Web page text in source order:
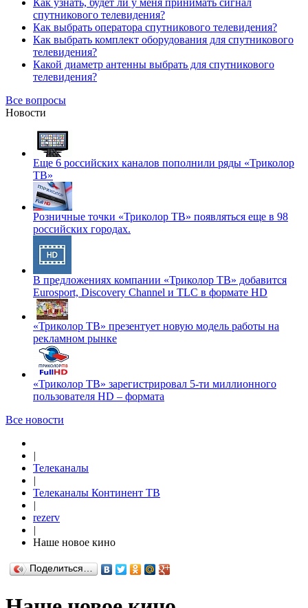
Как узнать, будет ли у меня принимать сигнал
спутникового телевидения?
Как выбрать оператора спутникового телевидения?
Как выбрать комплект оборудования для спутникового
телевидения?
Какой диаметр антенны выбрать для спутникового
телевидения?
Все вопросы
Новости
Еще 6 российских каналов пополнили ряды «Триколор
ТВ»
Розничные точки «Триколор ТВ» появляться еще в 98
российских городах.
В предложениях компании «Триколор ТВ» добавится
Eurosport, Discovery Channel и TLC в формате HD
«Триколор ТВ» презентует новую модель работы на
рекламном рынке
«Триколор ТВ» зарегистрировал 5-ти миллионного
пользователя HD – формата
Все новости
|
Телеканалы
|
Телеканалы Континент ТВ
|
rezerv
|
Наше новое кино
Поделиться…